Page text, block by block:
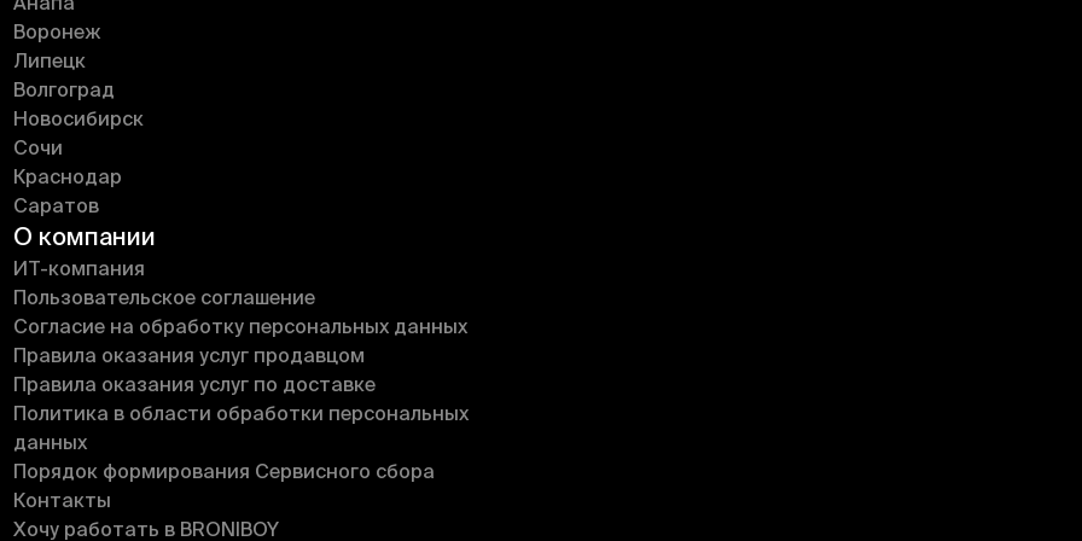
Анапа
Воронеж
Липецк
Волгоград
Новосибирск
Сочи
Краснодар
Саратов
О компании
ИT-компания
Пользовательское соглашение
Согласие на обработку персональных данных
Правила оказания услуг продавцом
Правила оказания услуг по доставке
Политика в области обработки персональных
данных
Порядок формирования Сервисного сбора
Контакты
Хочу работать в BRONIBOY